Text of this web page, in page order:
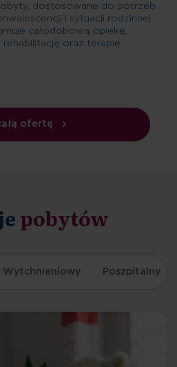
dostosowane do potrzeb
i sytuacji rodzinnej
całodobową opiekę,
oraz terapię
ofertę
pobytów
Wytchnieniowy Poszpitalny